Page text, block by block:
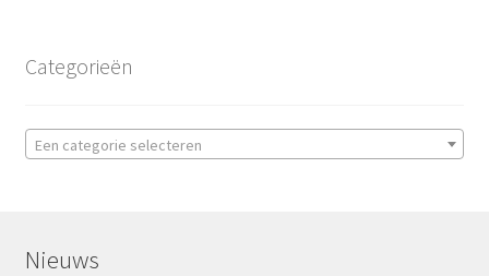
Categorieën
Een categorie selecteren
Nieuws